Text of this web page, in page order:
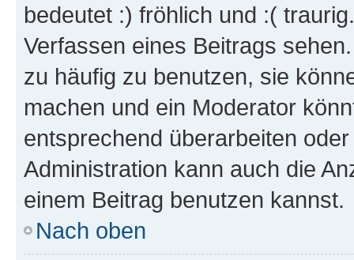
bedeutet :) fröhlich und :(
Verfassen eines Beitrags
zu häufig zu benutzen, sie
machen und ein Moderator
entsprechend überarbeiten
Administration kann auch die
einem Beitrag benutzen kannst.
Nach oben